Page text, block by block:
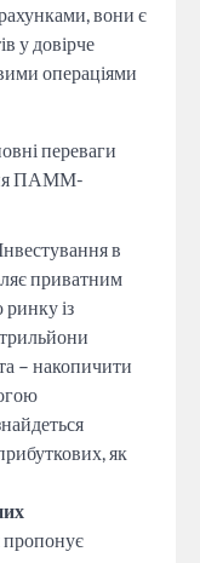
вони є
у довірче
операціями
переваги
ПАММ-
Інвестування в
приватним
із
– накопичити
як
пропонує